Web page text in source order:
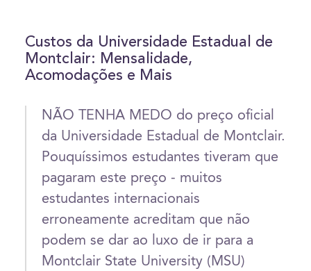
Custos da Universidade Estadual de
Montclair: Mensalidade,
Acomodações e Mais
NÃO TENHA MEDO do preço oficial
da Universidade Estadual de Montclair.
Pouquíssimos estudantes tiveram que
pagaram este preço - muitos
estudantes internacionais
erroneamente acreditam que não
podem se dar ao luxo de ir para a
Montclair State University (MSU)